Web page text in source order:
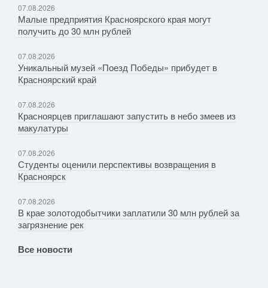
07.08.2026
Малые предприятия Красноярского края могут
получить до 30 млн рублей
07.08.2026
Уникальный музей «Поезд Победы» прибудет в
Красноярский край
07.08.2026
Красноярцев приглашают запустить в небо змеев из
макулатуры
07.08.2026
Студенты оценили перспективы возвращения в
Красноярск
07.08.2026
В крае золотодобытчики заплатили 30 млн рублей за
загрязнение рек
Все новости